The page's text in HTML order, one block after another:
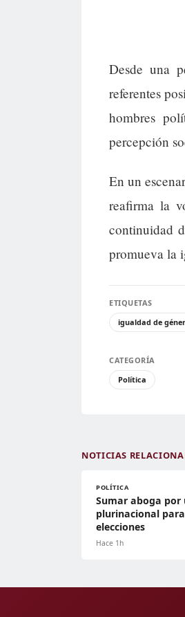
Desde una
referentes
hombres
percepción
En un
reafirma la
continuidad
promueva la
ETIQUETAS
igualdad de
CATEGORÍA
Política
NOTICIAS
POLÍTICA
Sumar aboga
plurinacional
elecciones
Hace 1h